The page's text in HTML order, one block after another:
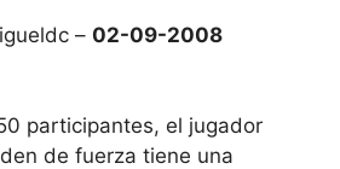
– 02-09-2008
participantes, el jugador
de fuerza tiene una